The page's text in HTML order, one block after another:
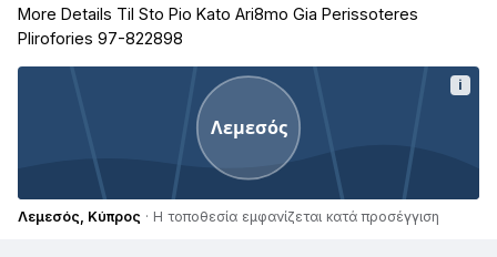
More Details Til Sto Pio Kato Ari8mo Gia Perissoteres
Plirofories 97-822898
Λεμεσός
i
Λεμεσός, Κύπρος · Η τοποθεσία εμφανίζεται κατά προσέγγιση